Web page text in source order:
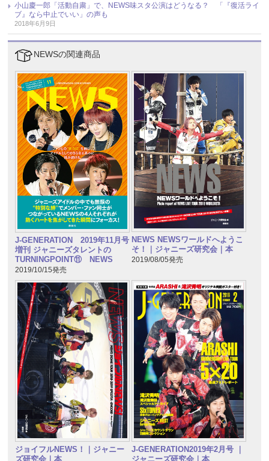
小山慶一郎「活動自粛」で、NEWS味スタ公演はどうなる？ 「『復活ライ
ブ』なら中止でいい」の声も
2018年6月9日
NEWSの関連商品
J-GENERATION 2019年11月号
増刊 ジャニーズタレントの
TURNINGPOINT⑪ NEWS
2019/10/15発売
NEWS NEWSワールドへようこ
そ！｜ジャニーズ研究会｜本
2019/08/05発売
ジョイフルNEWS！｜ジャニー
ズ研究会｜本
J-GENERATION2019年2月号 ｜
ジャニーズ研究会｜本